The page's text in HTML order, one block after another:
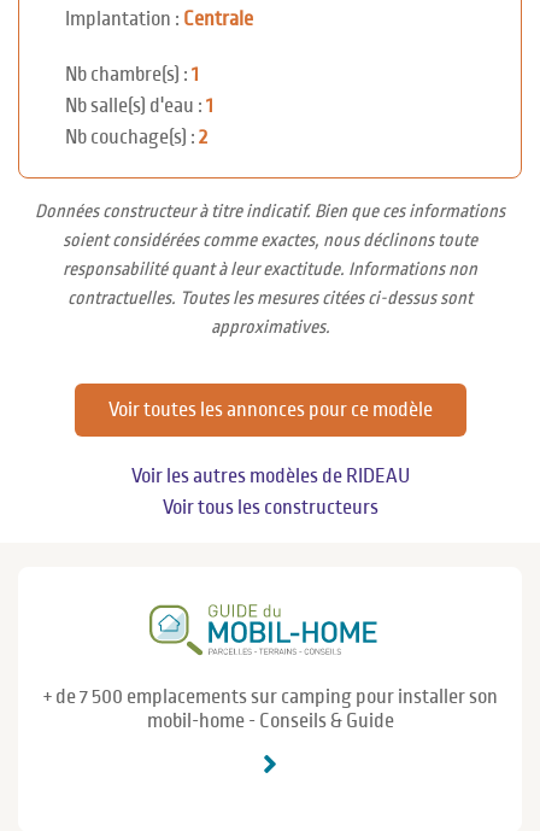
Implantation : Centrale
Nb chambre(s) : 1
Nb salle(s) d'eau : 1
Nb couchage(s) : 2
Données constructeur à titre indicatif. Bien que ces informations
soient considérées comme exactes, nous déclinons toute
responsabilité quant à leur exactitude. Informations non
contractuelles. Toutes les mesures citées ci-dessus sont
approximatives.
Voir toutes les annonces pour ce modèle
Voir les autres modèles de RIDEAU
Voir tous les constructeurs
+ de 7 500 emplacements sur camping pour installer son
mobil-home - Conseils & Guide